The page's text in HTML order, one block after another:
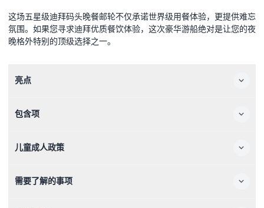
这场五星级迪拜码头晚餐邮轮不仅承诺世界级用餐体验，更提供难忘
氛围。如果您寻求迪拜优质餐饮体验，这次豪华游船绝对是让您的夜
晚格外特别的顶级选择之一。
亮点
包含项
儿童成人政策
需要了解的事项